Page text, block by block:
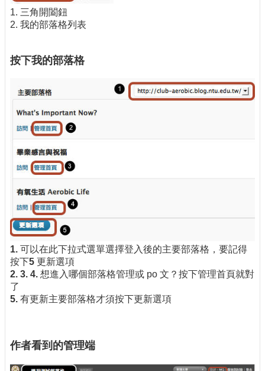
1. 三角開闔鈕
2. 我的部落格列表
按下我的部落格
1. 可以在此下拉式選單選擇登入後的主要部落格，要記得
按下5 更新選項
2. 3. 4. 想進入哪個部落格管理或 po 文？按下管理首頁就對
了
5. 有更新主要部落格才須按下更新選項
作者看到的管理端